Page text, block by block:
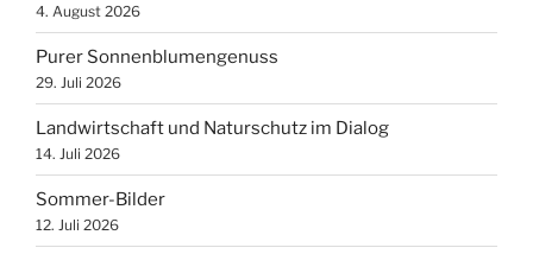
4. August 2026
Purer Sonnenblumengenuss
29. Juli 2026
Landwirtschaft und Naturschutz im Dialog
14. Juli 2026
Sommer-Bilder
12. Juli 2026